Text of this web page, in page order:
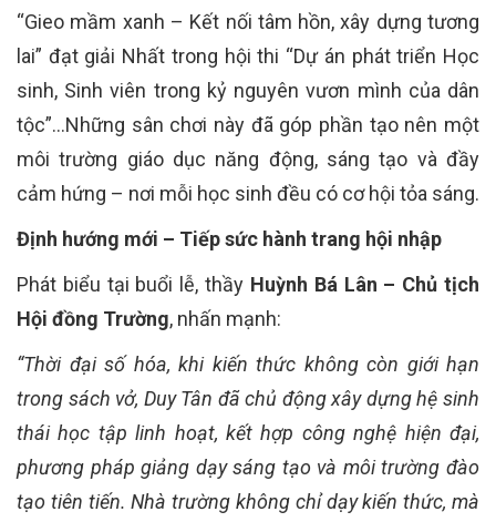
“Gieo mầm xanh – Kết nối tâm hồn, xây dựng tương
lai” đạt giải Nhất trong hội thi “Dự án phát triển Học
sinh, Sinh viên trong kỷ nguyên vươn mình của dân
tộc”…Những sân chơi này đã góp phần tạo nên một
môi trường giáo dục năng động, sáng tạo và đầy
cảm hứng – nơi mỗi học sinh đều có cơ hội tỏa sáng.
Định hướng mới – Tiếp sức hành trang hội nhập
Phát biểu tại buổi lễ, thầy Huỳnh Bá Lân – Chủ tịch
Hội đồng Trường, nhấn mạnh:
“Thời đại số hóa, khi kiến thức không còn giới hạn
trong sách vở, Duy Tân đã chủ động xây dựng hệ sinh
thái học tập linh hoạt, kết hợp công nghệ hiện đại,
phương pháp giảng dạy sáng tạo và môi trường đào
tạo tiên tiến. Nhà trường không chỉ dạy kiến thức, mà